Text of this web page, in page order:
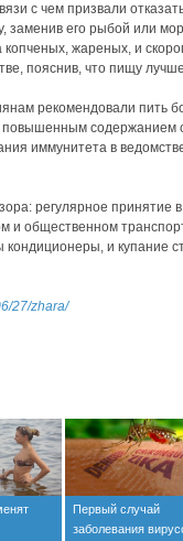
с чем призвали
заменив его рыбой или
жареных, и
пояснив, что пищу
рекомендовали пить
содержанием
иммунитета в
регулярное принятие
и общественном
и купание
27/zhara/
Первый случай
заболевания